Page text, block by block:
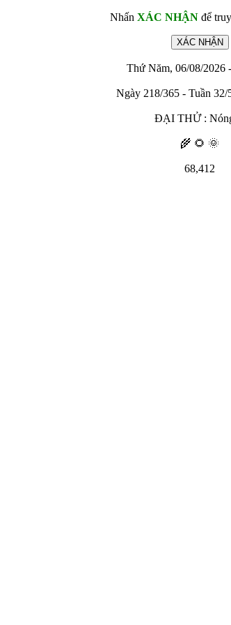
Nhấn XÁC NHẬNđể
Thứ Năm, 06/08/2026
Ngày 218/365 - Tuần
ĐẠI THỬ :
🌾 🌻 🌞
68,412